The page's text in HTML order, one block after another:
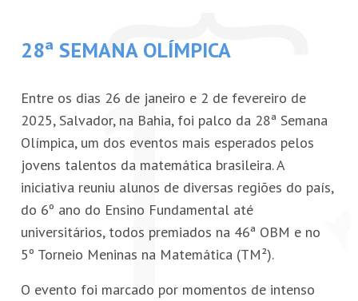
COMPETIÇÕES
REVISTA EUREKA!
PETI-OBM
CONTATO
ÁREA RESTRITA
Coordenadores
Projeto Gráfico da OBM
Perguntas frequentes
Lista de discussão
NOVIDADES
Sala de imprensa
28ª SEMANA OLÍMPICA
Entre os dias 26 de janeiro e 2 de fevereiro de
2025, Salvador, na Bahia, foi palco da 28ª Semana
Olímpica, um dos eventos mais esperados pelos
jovens talentos da matemática brasileira. A
iniciativa reuniu alunos de diversas regiões do país,
do 6º ano do Ensino Fundamental até
universitários, todos premiados na 46ª OBM e no
5º Torneio Meninas na Matemática (TM²).
O evento foi marcado por momentos de intenso